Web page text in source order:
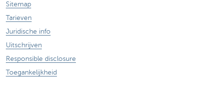
Sitemap
Tarieven
Juridische info
Uitschrijven
Responsible disclosure
Toegankelijkheid